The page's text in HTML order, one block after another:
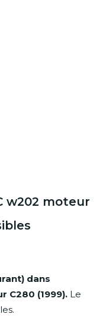
w202 moteur
dans
C280 (1999). Le